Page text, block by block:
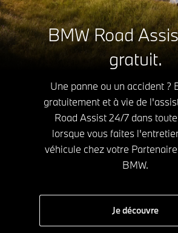
BMW Road
gratuit.
Une panne ou un accident ?
gratuitement et à vie de
Road Assist 24/7 dans
lorsque vous faites
véhicule chez votre
BMW.
Je découvre